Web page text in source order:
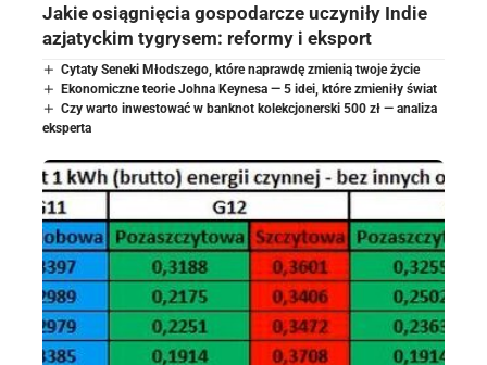
Jakie osiągnięcia gospodarcze uczyniły Indie
azjatyckim tygrysem: reformy i eksport
Cytaty Seneki Młodszego, które naprawdę zmienią twoje życie
Ekonomiczne teorie Johna Keynesa — 5 idei, które zmieniły świat
Czy warto inwestować w banknot kolekcjonerski 500 zł — analiza
eksperta